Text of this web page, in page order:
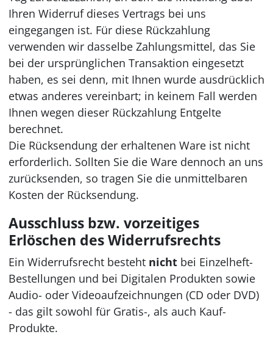
Ihren Widerruf dieses Vertrags bei uns
eingegangen ist. Für diese Rückzahlung
verwenden wir dasselbe Zahlungsmittel, das Sie
bei der ursprünglichen Transaktion eingesetzt
haben, es sei denn, mit Ihnen wurde ausdrücklich
etwas anderes vereinbart; in keinem Fall werden
Ihnen wegen dieser Rückzahlung Entgelte
berechnet.
Die Rücksendung der erhaltenen Ware ist nicht
erforderlich. Sollten Sie die Ware dennoch an uns
zurücksenden, so tragen Sie die unmittelbaren
Kosten der Rücksendung.
Ausschluss bzw. vorzeitiges
Erlöschen des Widerrufsrechts
Ein Widerrufsrecht besteht nichtbei Einzelheft-
Bestellungen und bei Digitalen Produkten sowie
Audio- oder Videoaufzeichnungen (CD oder DVD)
- das gilt sowohl für Gratis-, als auch Kauf-
Produkte.